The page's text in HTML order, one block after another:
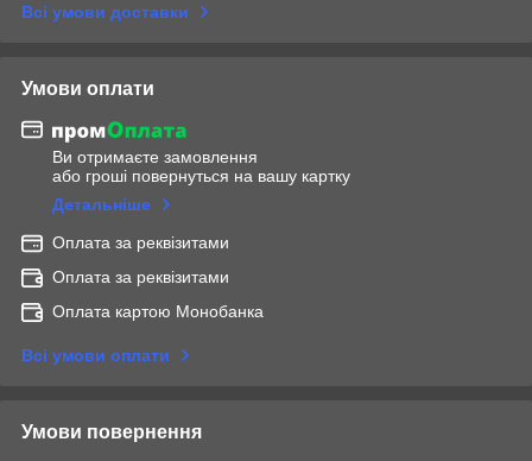
Всі умови доставки
Умови оплати
Ви отримаєте замовлення
або гроші повернуться на вашу картку
Детальніше
Оплата за реквізитами
Оплата за реквізитами
Оплата картою Монобанка
Всі умови оплати
Умови повернення